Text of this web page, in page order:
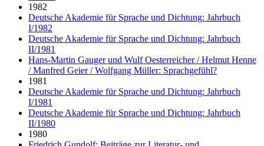
1982
Deutsche Akademie für Sprache und Dichtung: Jahrbuch
I/1982
Deutsche Akademie für Sprache und Dichtung: Jahrbuch
II/1981
Hans-Martin Gauger und Wulf Oesterreicher / Helmut Henne
/ Manfred Geier / Wolfgang Müller: Sprachgefühl?
1981
Deutsche Akademie für Sprache und Dichtung: Jahrbuch
I/1981
Deutsche Akademie für Sprache und Dichtung: Jahrbuch
II/1980
1980